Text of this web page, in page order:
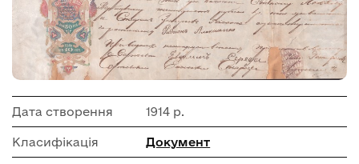
Дата створення 1914 р.
Класифікація Документ